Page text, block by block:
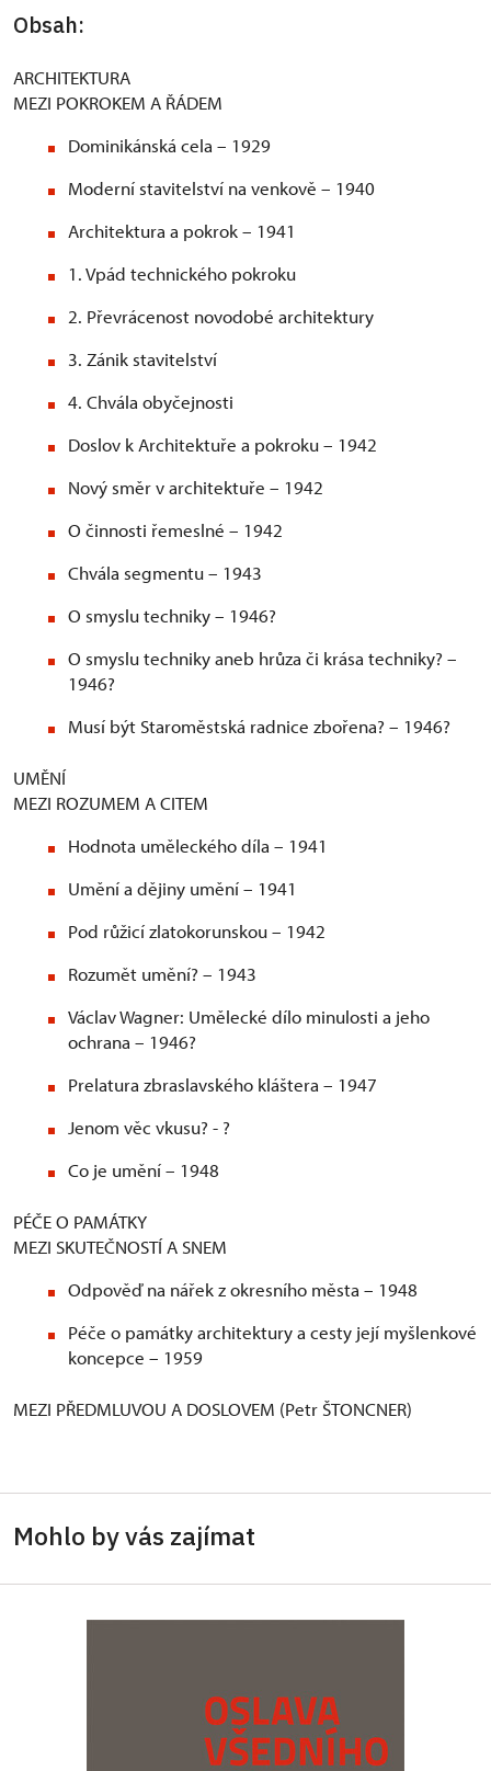
Obsah:
ARCHITEKTURA
MEZI POKROKEM A ŘÁDEM
Dominikánská cela – 1929
Moderní stavitelství na venkově – 1940
Architektura a pokrok – 1941
1. Vpád technického pokroku
2. Převrácenost novodobé architektury
3. Zánik stavitelství
4. Chvála obyčejnosti
Doslov k Architektuře a pokroku – 1942
Nový směr v architektuře – 1942
O činnosti řemeslné – 1942
Chvála segmentu – 1943
O smyslu techniky – 1946?
O smyslu techniky aneb hrůza či krása techniky? –
1946?
Musí být Staroměstská radnice zbořena? – 1946?
UMĚNÍ
MEZI ROZUMEM A CITEM
Hodnota uměleckého díla – 1941
Umění a dějiny umění – 1941
Pod růžicí zlatokorunskou – 1942
Rozumět umění? – 1943
Václav Wagner: Umělecké dílo minulosti a jeho
ochrana – 1946?
Prelatura zbraslavského kláštera – 1947
Jenom věc vkusu? - ?
Co je umění – 1948
PÉČE O PAMÁTKY
MEZI SKUTEČNOSTÍ A SNEM
Odpověď na nářek z okresního města – 1948
Péče o památky architektury a cesty její myšlenkové
koncepce – 1959
MEZI PŘEDMLUVOU A DOSLOVEM (Petr ŠTONCNER)
Mohlo by vás zajímat